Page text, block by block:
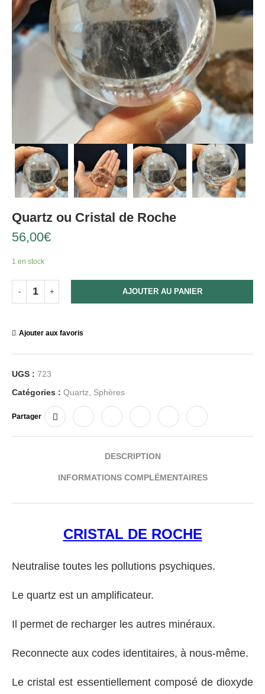
Quartz ou Cristal de Roche
56,00€
1 en stock
AJOUTER AU PANIER
Ajouter aux favoris
UGS : 723
Catégories : Quartz Sphères
Partager
DESCRIPTION
INFORMATIONS COMPLÉMENTAIRES
CRISTAL DE ROCHE
Neutralise toutes les pollutions psychiques.
Le quartz est un amplificateur.
Il permet de recharger les autres minéraux.
Reconnecte aux codes identitaires, à nous-même.
Le cristal est essentiellement composé de dioxyde